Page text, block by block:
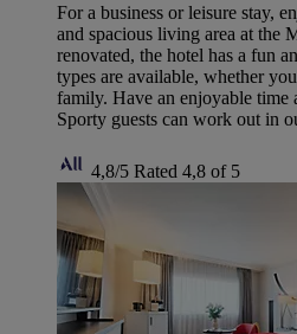
For a business or leisure stay,
and spacious living area at the
renovated, the hotel has a fun
types are available, whether
family. Have an enjoyable time
Sporty guests can work out in
4,8/5 Rated 4,8 of 5